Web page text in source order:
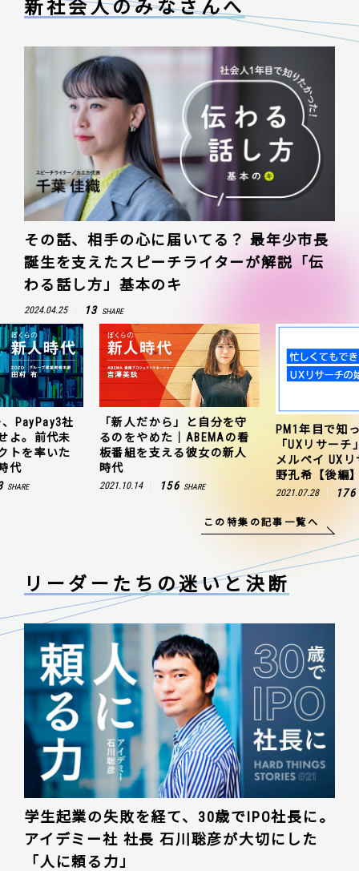
新社会人のみなさんへ
その話、相手の心に届いてる？ 最年少市長
誕生を支えたスピーチライターが解説「伝
わる話し方」基本のキ
2024.04.25 13 SHARE
PayPay3社
よ。前代未
トを率いた
代
SHARE
「新人だから」と自分を守
るのをやめた｜ABEMAの看
板番組を支える彼女の新人
時代
2021.10.14 156 SHARE
PM1年目で知
「UXリサー
メルペイ UX
野孔希【後編
2021.07.28 176
この特集の記事一覧へ
リーダーたちの迷いと決断
学生起業の失敗を経て、30歳でIPO社長に。
アイデミー社 社長 石川聡彦が大切にした
「人に頼る力」